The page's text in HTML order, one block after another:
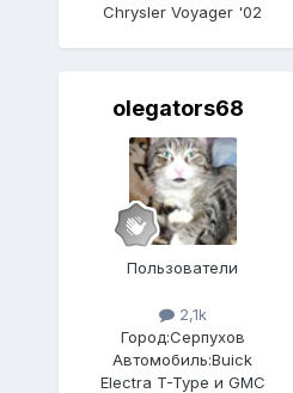
Chrysler Voyager '02
olegators68
Пользователи
2,1k
Город:Серпухов
Автомобиль:Buick
Electra T-Type и GMC